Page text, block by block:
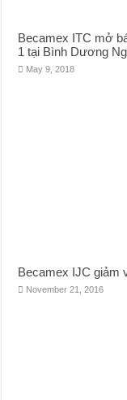
Becamex ITC mở
1 tại Bình Dương
May 9, 2018
Becamex IJC giảm
November 21, 2016